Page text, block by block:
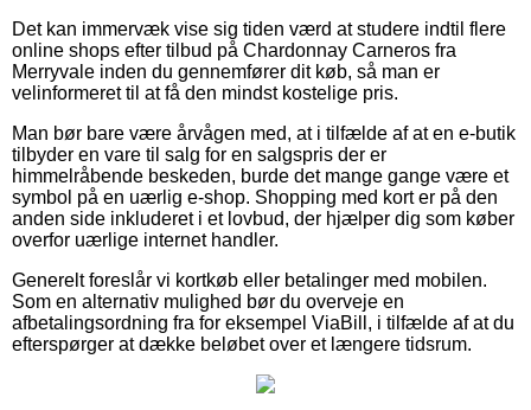
Det kan immervæk vise sig tiden værd at studere indtil flere
online shops efter tilbud på Chardonnay Carneros fra
Merryvale inden du gennemfører dit køb, så man er
velinformeret til at få den mindst kostelige pris.
Man bør bare være årvågen med, at i tilfælde af at en e-butik
tilbyder en vare til salg for en salgspris der er
himmelråbende beskeden, burde det mange gange være et
symbol på en uærlig e-shop. Shopping med kort er på den
anden side inkluderet i et lovbud, der hjælper dig som køber
overfor uærlige internet handler.
Generelt foreslår vi kortkøb eller betalinger med mobilen.
Som en alternativ mulighed bør du overveje en
afbetalingsordning fra for eksempel ViaBill, i tilfælde af at du
efterspørger at dække beløbet over et længere tidsrum.